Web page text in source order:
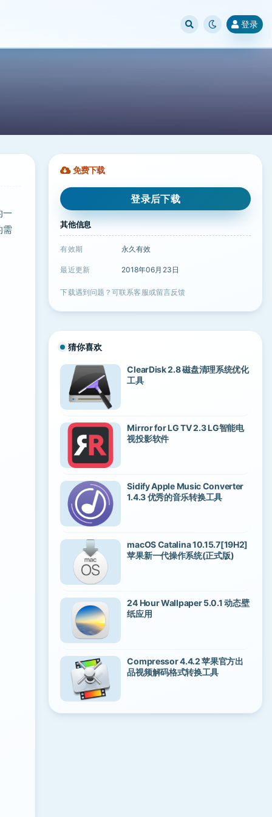
登录
一
需
免费下载
登录后下载
其他信息
有效期 永久有效
最近更新 2018年06月23日
下载遇到问题？可联系客服或留言反馈
猜你喜欢
ClearDisk 2.8 磁盘清理系统优化
工具
Mirror for LG TV 2.3 LG智能电
视投影软件
Sidify Apple Music Converter
1.4.3 优秀的音乐转换工具
macOS Catalina 10.15.7[19H2]
苹果新一代操作系统(正式版)
24 Hour Wallpaper 5.0.1 动态壁
纸应用
Compressor 4.4.2 苹果官方出
品视频解码格式转换工具